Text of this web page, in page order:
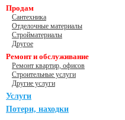
Продам
Сантехника
Отделочные материалы
Стройматериалы
Другое
Ремонт и обслуживание
Ремонт квартир, офисов
Строительные услуги
Другие услуги
Услуги
Потери, находки